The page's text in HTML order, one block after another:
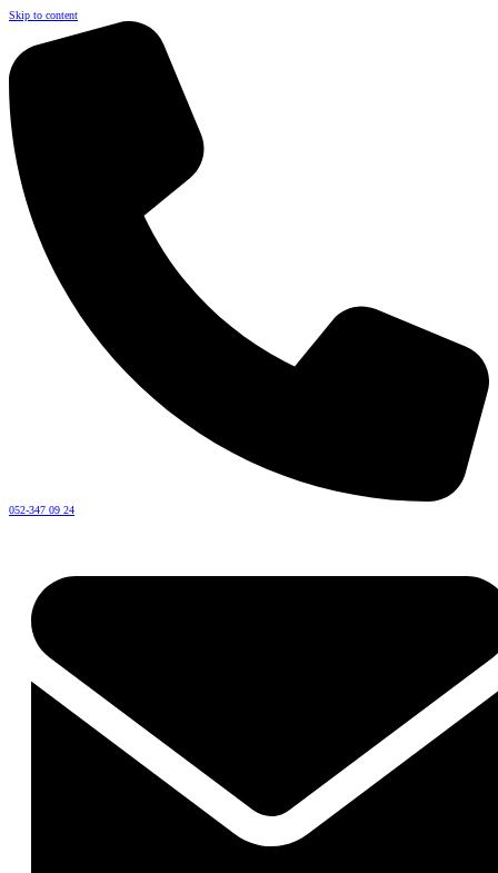
Skip to content
052-347 09 24